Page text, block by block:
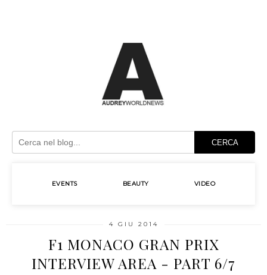
CERCA
EVENTS BEAUTY VIDEO
4 GIU 2014
F1 MONACO GRAN PRIX
INTERVIEW AREA - PART 6/7